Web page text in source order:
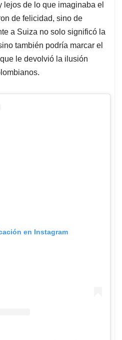
de lo que imaginaba el
de felicidad, sino de
a Suiza no solo significó la
también podría marcar el
le devolvió la ilusión
en Instagram